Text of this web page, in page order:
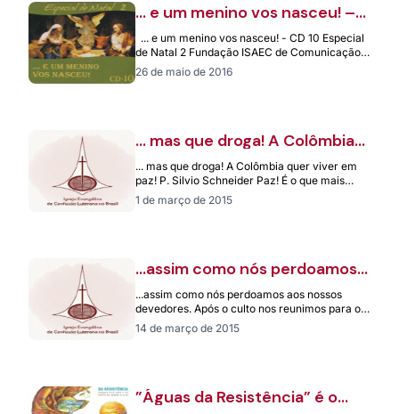
… e um menino vos nasceu! –
Fundação ISAEC de
Comunicação – Blumenau/SC
... e um menino vos nasceu! - CD 10 Especial
de Natal 2 Fundação ISAEC de Comunicação
Blumenau -…
26 de maio de 2016
… mas que droga! A Colômbia
quer viver em paz!
... mas que droga! A Colômbia quer viver em
paz! P. Silvio Schneider Paz! É o que mais
necessita e…
1 de março de 2015
…assim como nós perdoamos
aos nossos devedores.
...assim como nós perdoamos aos nossos
devedores. Após o culto nos reunimos para o
almoço comunitário. Sentada a uma das…
14 de março de 2015
”Águas da Resistência” é o